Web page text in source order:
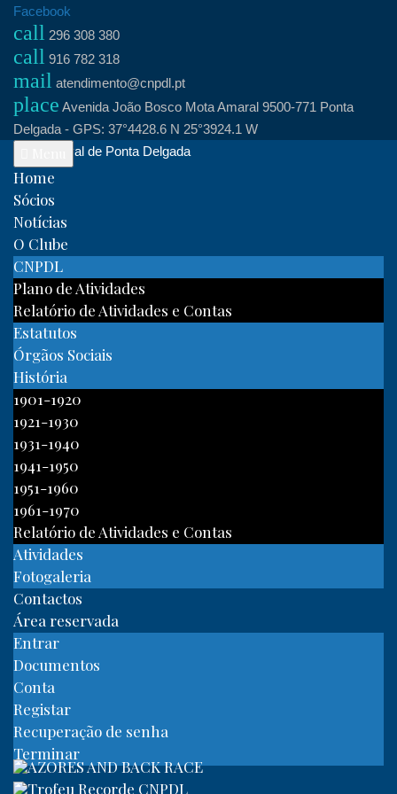
Skip
content
Facebook
call 296 308 380
call 916 782 318
mail atendimento@cnpdl.pt
place Avenida João Bosco Mota Amaral 9500-771 Ponta
Delgada - GPS: 37°4428.6 N 25°3924.1 W
Clube Naval de Ponta Delgada
Home
Sócios
Notícias
O Clube
CNPDL
Plano de Atividades
Relatório de Atividades e Contas
Estatutos
Órgãos Sociais
História
1901-1920
1921-1930
1931-1940
1941-1950
1951-1960
1961-1970
Relatório de Atividades e Contas
Atividades
Fotogaleria
Contactos
Área reservada
Entrar
Documentos
Conta
Registar
Recuperação de senha
Terminar